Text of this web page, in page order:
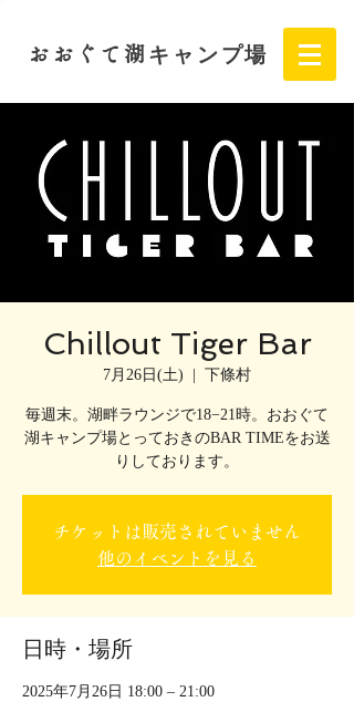
おおぐて湖 キャンプ場
Chillout Tiger Bar
7月26日(土) 下條村
毎週末。湖畔ラウンジで18−21時。おおぐて
湖キャンプ場とっておきのBAR TIMEをお送
りしております。
チケットは販売されていません
他のイベントを見る
日時・場所
2025年7月26日 18:00 – 21:00